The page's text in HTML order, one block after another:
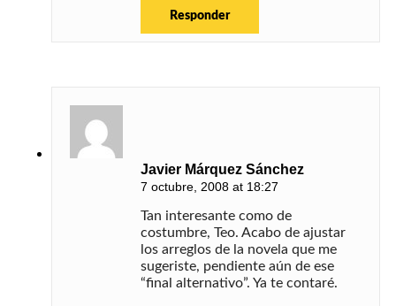
Responder
Javier Márquez Sánchez
7 octubre, 2008 at 18:27
Tan interesante como de
costumbre, Teo. Acabo de ajustar
los arreglos de la novela que me
sugeriste, pendiente aún de ese
“final alternativo”. Ya te contaré.